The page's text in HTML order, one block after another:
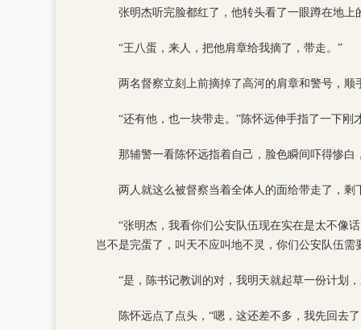
张明杰听完脸都红了，他转头看了一眼蹲在地
“王八蛋，来人，把他肩章给我摘了，带走。”
两名督察立刻上前摘掉了高河的肩章和警号，顺
“还有他，也一块带走。”陈怀远伸手指了一下刚
那辅警一看陈怀远指着自己，脸色瞬间吓得惨白
两人就这么被督察当着全体人的面给带走了，
“张明杰，我看你们公安队伍现在实在是太不像
岂不是完蛋了，叫天不应叫地不灵，你们公安队伍需
“是，陈书记教训的对，我明天就起草一份计划
陈怀远点了点头，“嗯，这还差不多，我先回去